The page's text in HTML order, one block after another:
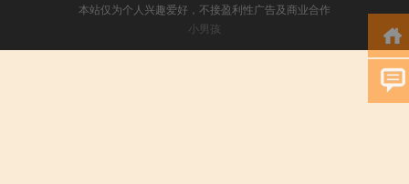
本站仅为个人兴趣爱好，不接盈利性广告及商业合作
小男孩